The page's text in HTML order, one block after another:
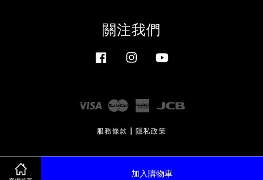
加入購物車
關注我們
Facebook Instagram
Visa Master
American
服務條款 隱私政策